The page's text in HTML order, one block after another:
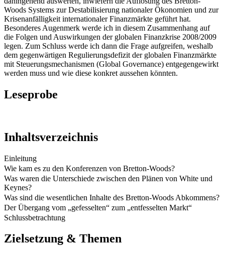
Woods Systems zur Destabilisierung nationaler Ökonomien und zur
Krisenanfälligkeit internationaler Finanzmärkte geführt hat.
Besonderes Augenmerk werde ich in diesem Zusammenhang auf
die Folgen und Auswirkungen der globalen Finanzkrise 2008/2009
legen. Zum Schluss werde ich dann die Frage aufgreifen, weshalb
dem gegenwärtigen Regulierungsdefizit der globalen Finanzmärkte
mit Steuerungsmechanismen (Global Governance) entgegengewirkt
werden muss und wie diese konkret aussehen könnten.
Leseprobe
Inhaltsverzeichnis
Einleitung
Wie kam es zu den Konferenzen von Bretton-Woods?
Was waren die Unterschiede zwischen den Plänen von White und
Keynes?
Was sind die wesentlichen Inhalte des Bretton-Woods Abkommens?
Der Übergang vom „gefesselten“ zum „entfesselten Markt“
Schlussbetrachtung
Zielsetzung & Themen